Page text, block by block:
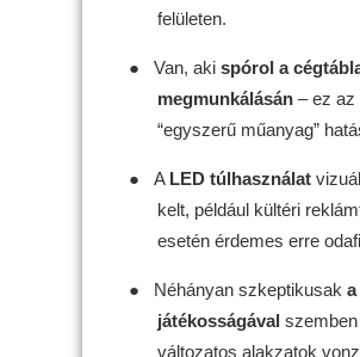
felületen.
● Van, aki spórol a
megmunkálásán – ez az
“egyszerű műanyag”
● A LED túlhasználat
kelt, például kültéri
esetén érdemes erre
● Néhányan szkeptikusak
játékosságával
változatos alakzatok